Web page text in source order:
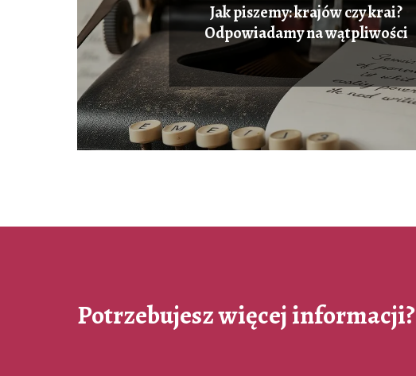
Jak piszemy: krajów czy krai?
Odpowiadamy na wątpliwości
Potrzebujesz więcej informacji?